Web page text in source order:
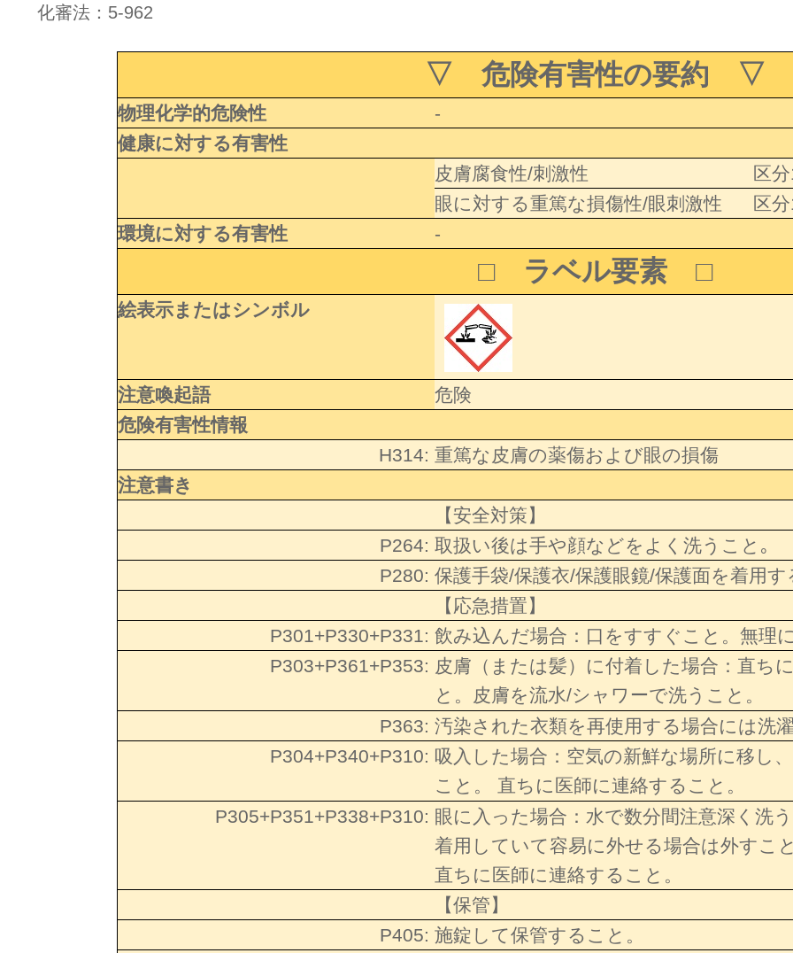
化審法：5-962
▽ 危険有害性の要約 ▽
物理化学的危険性
-
健康に対する有害性
皮膚腐食性/刺激性
区
眼に対する重篤な損傷性/眼刺激性
区
環境に対する有害性
-
□ ラベル要素 □
絵表示またはシンボル
注意喚起語
危険
危険有害性情報
H314: 重篤な皮膚の薬傷および眼の損傷
注意書き
【安全対策】
P264: 取扱い後は手や顔などをよく洗うこと｡
P280: 保護手袋/保護衣/保護眼鏡/保護面を着用
【応急措置】
P301+P330+P331: 飲み込んだ場合：口をすすぐこと。無理
P303+P361+P353: 皮膚（または髪）に付着した場合：直ち
と。皮膚を流水/シャワーで洗うこと。
P363: 汚染された衣類を再使用する場合には洗
P304+P340+P310: 吸入した場合：空気の新鮮な場所に移し
こと。 直ちに医師に連絡すること。
P305+P351+P338+P310: 眼に入った場合：水で数分間注意深く洗
着用していて容易に外せる場合は外すこ
直ちに医師に連絡すること。
【保管】
P405: 施錠して保管すること。